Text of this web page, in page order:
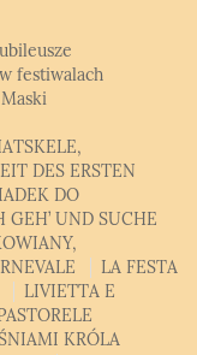
festiwalach
DES ERSTEN
DO
GEH’ UND SUCHE
LA FESTA
LIVIETTA E
KRÓLA